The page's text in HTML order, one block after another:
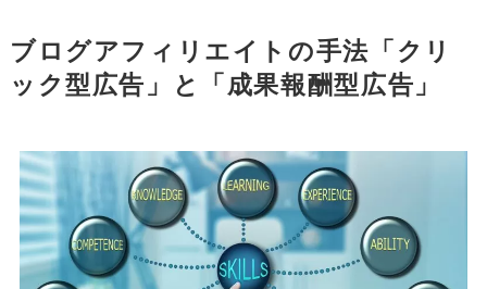
ブログアフィリエイトの手法「クリ
ック型広告」と「成果報酬型広告」